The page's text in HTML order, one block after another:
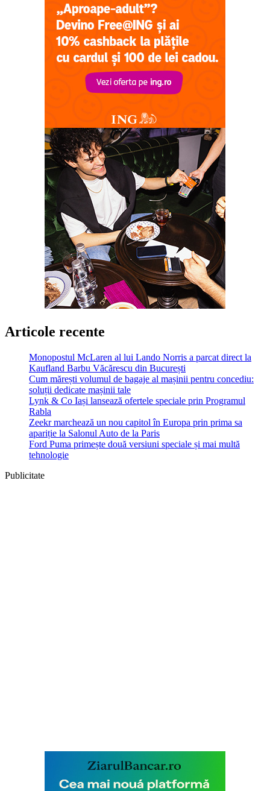
Articole recente
Monopostul McLaren al lui Lando Norris a parcat direct la
Kaufland Barbu Văcărescu din București
Cum mărești volumul de bagaje al mașinii pentru concediu:
soluții dedicate mașinii tale
Lynk & Co Iași lansează ofertele speciale prin Programul
Rabla
Zeekr marchează un nou capitol în Europa prin prima sa
apariție la Salonul Auto de la Paris
Ford Puma primește două versiuni speciale și mai multă
tehnologie
Publicitate